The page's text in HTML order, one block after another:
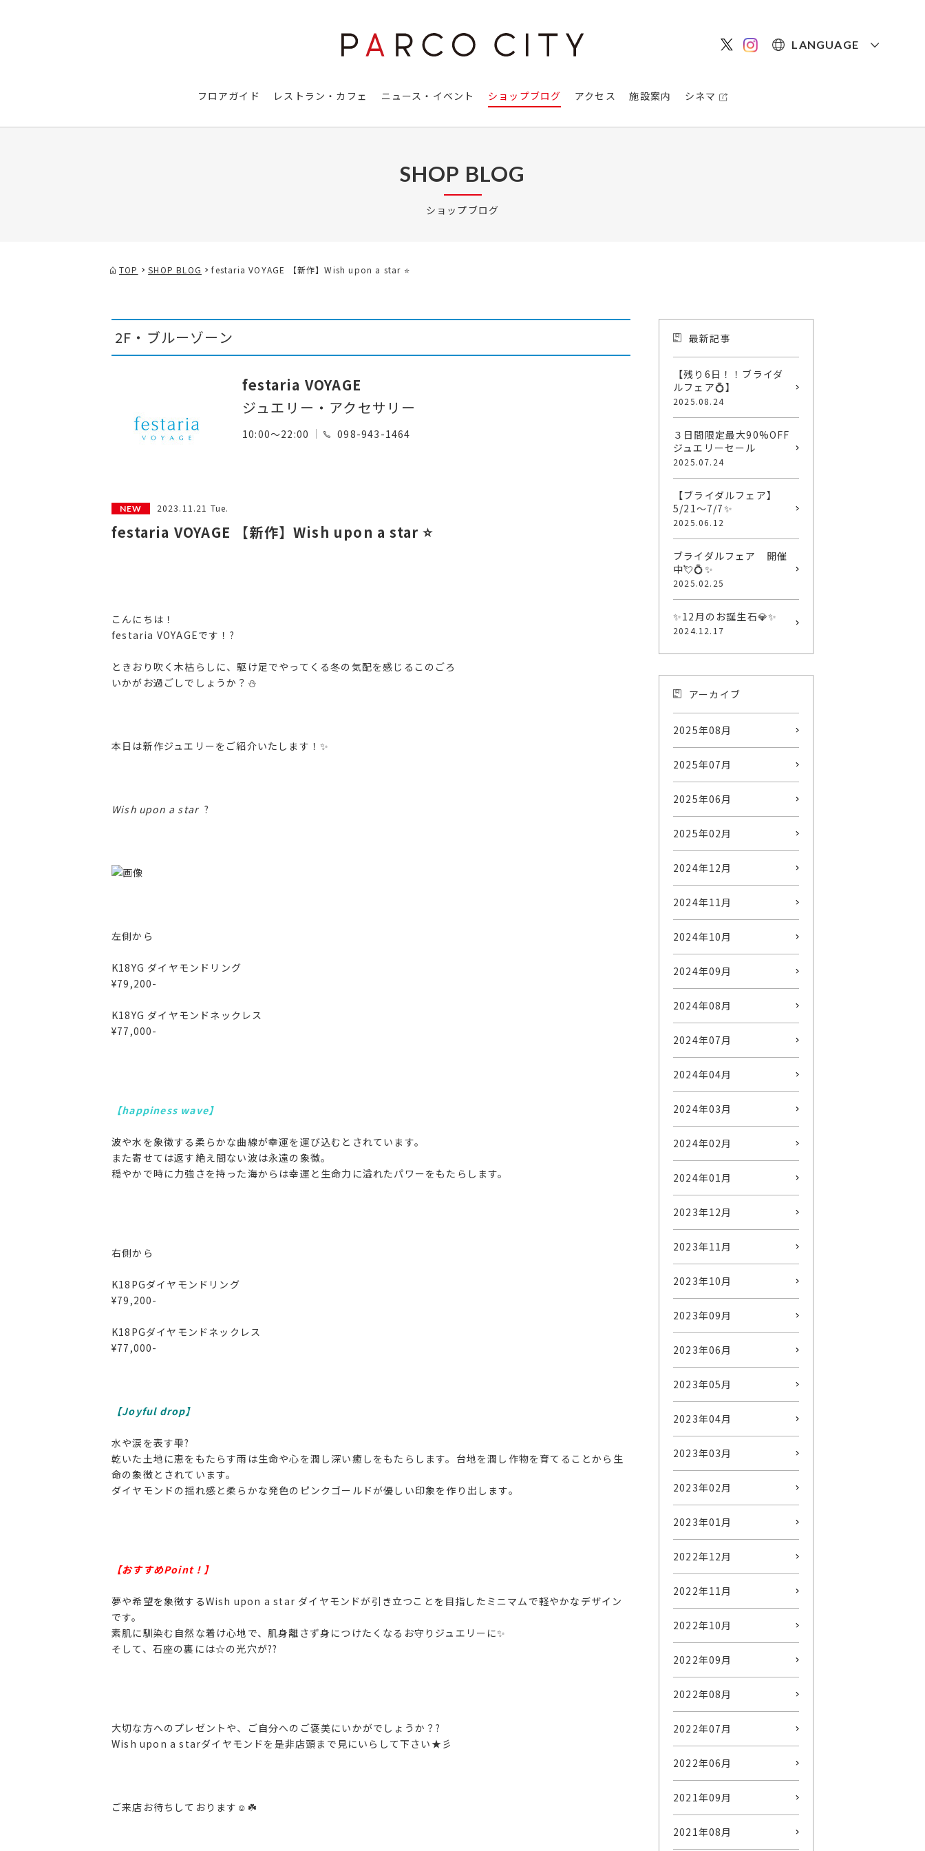
LANGUAGE
フロアガイド レストラン・カフェ ニュース・イベント ショップブログ アクセス 施設案内 シネマ
SHOP BLOG
ショップブログ
TOP SHOP BLOG festaria VOYAGE 【新作】Wish upon a star ⭐️
2F・ブルーゾーン
festaria VOYAGE
ジュエリー・アクセサリー
10:00～22:00 098-943-1464
2023.11.21 Tue.
festaria VOYAGE 【新作】Wish upon a star ⭐️
こんにちは！
festaria VOYAGEです！?
ときおり吹く木枯らしに、駆け足でやってくる冬の気配を感じるこのごろ
いかがお過ごしでしょうか？⛄️
本日は新作ジュエリーをご紹介いたします！✨
Wish upon a star?
左側から
K18YG ダイヤモンドリング
¥79,200-
K18YG ダイヤモンドネックレス
¥77,000-
【happiness wave】
波や水を象徴する柔らかな曲線が幸運を運び込むとされています。
また寄せては返す絶え間ない波は永遠の象徴。
穏やかで時に力強さを持った海からは幸運と生命力に溢れたパワーをもたらします。
右側から
K18PGダイヤモンドリング
¥79,200-
K18PGダイヤモンドネックレス
¥77,000-
【Joyful drop】
水や涙を表す雫?
乾いた土地に恵をもたらす雨は生命や心を潤し深い癒しをもたらします。台地を潤し作物を育てることから生
命の象徴とされています。
ダイヤモンドの揺れ感と柔らかな発色のピンクゴールドが優しい印象を作り出します。
【おすすめPoint！】
夢や希望を象徴するWish upon a star ダイヤモンドが引き立つことを目指したミニマムで軽やかなデザイン
です。
素肌に馴染む自然な着け心地で、肌身離さず身につけたくなるお守りジュエリーに✨
そして、石座の裏には☆の光穴が??
大切な方へのプレゼントや、ご自分へのご褒美にいかがでしょうか？?
Wish upon a starダイヤモンドを是非店頭まで見にいらして下さい★彡
ご来店お待ちしております☺️☘️
最新記事
【残り6日！！ブライダ
ルフェア💍】
2025.08.24
３日間限定最大90%OFF
ジュエリーセール
2025.07.24
【ブライダルフェア】
5/21～7/7✨
2025.06.12
ブライダルフェア 開催
中💘💍✨
2025.02.25
✨12月のお誕生石💎✨
2024.12.17
アーカイブ
2025年08月
2025年07月
2025年06月
2025年02月
2024年12月
2024年11月
2024年10月
2024年09月
2024年08月
2024年07月
2024年04月
2024年03月
2024年02月
2024年01月
2023年12月
2023年11月
2023年10月
2023年09月
2023年06月
2023年05月
2023年04月
2023年03月
2023年02月
2023年01月
2022年12月
2022年11月
2022年10月
2022年09月
2022年08月
2022年07月
2022年06月
2021年09月
2021年08月